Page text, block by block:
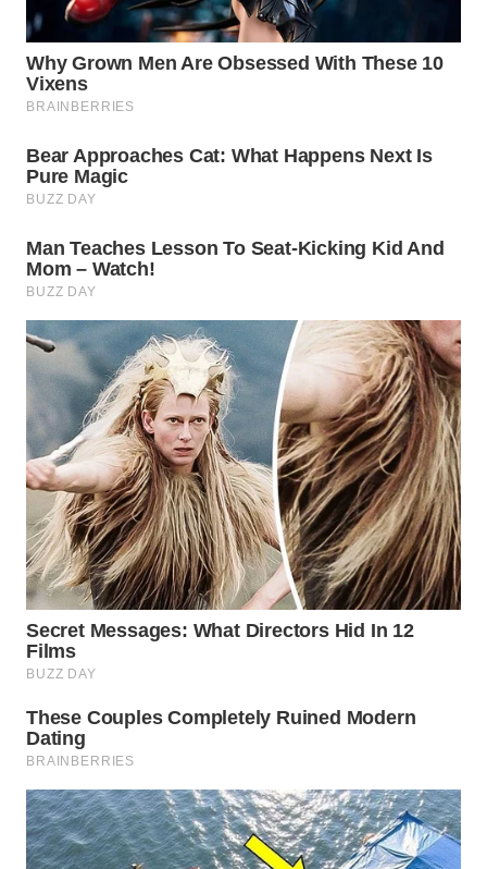
WN
KEPULAUAN
SERIBU
WN
TANGERANG
WN
BINJAI
WN
CIREBON
WN
INDRAMAYU
WN
KUNINGAN
WN
MAJALENGKA
WN
SUBANG
WN
SUKABUMI
WN
PURWAKARTA